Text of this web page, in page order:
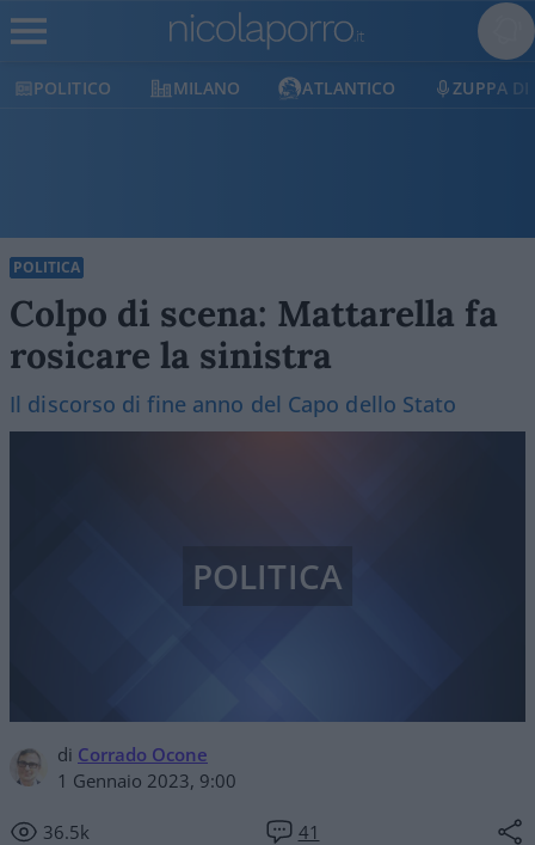
POLITICO MILANO ATLANTICO ZUPPA DI
POLITICA
Colpo di scena: Mattarella fa
rosicare la sinistra
Il discorso di fine anno del Capo dello Stato
di Corrado Ocone
1 Gennaio 2023, 9:00
36.5k 41
POLITICA